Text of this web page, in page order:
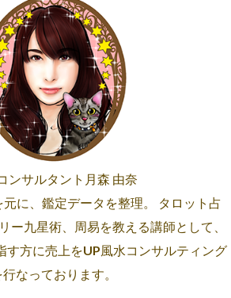
ンサルタント月森 由奈
に、鑑定データを整理。 タロット占
ー九星術、周易を教える講師として、
す方に売上をUP風水コンサルティング
行なっております。